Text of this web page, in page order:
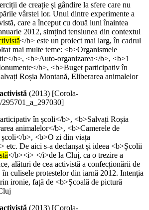
de creație și gândire la sfere care nu
vârstei lor. Unul dintre experimente a
care a început cu două luni înaintea
2012, simțind tensiunea din contextul
</b> este un proiect mai larg, în cadrul
mai multe teme: <b>Organismele
b>, <b>Auto-organizarea</b>, <b>1
b>, <b>Buget participativ în
Roșia Montană, Eliberarea animalelor
(2013) [Corola-
în școli</b>, <b>Salvați Roșia
animalelor</b>, <b>Camerele de
școli</b>, <b>O zi din viața
etc. De aici s-a declanșat și ideea <b>Școlii
</b><i> </i>de la Cluj, ca o trezire a
alături de cea activistă a confecționării de
culisele protestelor din iarnă 2012. Intenția
ironie, față de <b>Școală de pictură
(2013) [Corola-